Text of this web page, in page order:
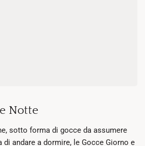
Notte
sotto forma di gocce da assumere
di andare a dormire, le Gocce Giorno e